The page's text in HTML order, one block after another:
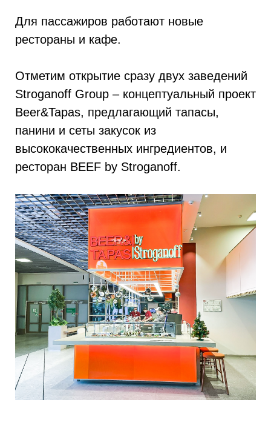
Для пассажиров работают новые
рестораны и кафе.
Отметим открытие сразу двух заведений
Stroganoff Group – концептуальный проект
Beer&Tapas, предлагающий тапасы,
панини и сеты закусок из
высококачественных ингредиентов, и
ресторан BEEF by Stroganoff.